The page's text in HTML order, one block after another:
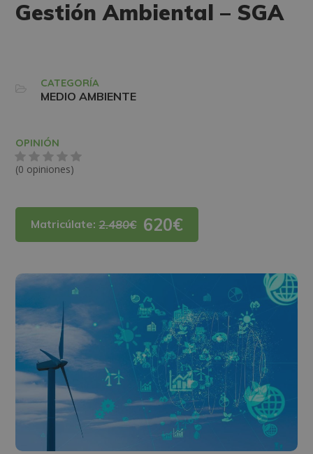
Gestión Ambiental – SGA
CATEGORÍA
MEDIO AMBIENTE
OPINIÓN
(0 opiniones)
Matricúlate:2.480€ 620€